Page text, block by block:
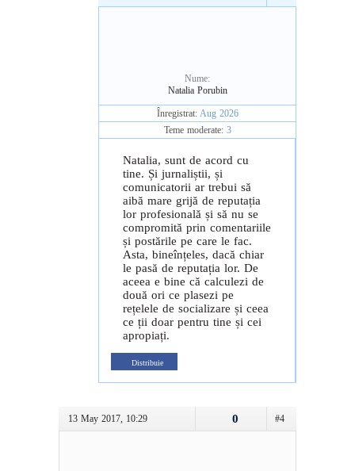
Natalia, sunt de acord cu
tine. Și jurnaliștii, și
comunicatorii ar trebui să
aibă mare grijă de reputația
lor profesională și să nu se
compromită prin comentariile
și postările pe care le fac.
Asta, bineînțeles, dacă chiar
le pasă de reputația lor. De
aceea e bine că calculezi de
două ori ce plasezi pe
rețelele de socializare și ceea
ce ții doar pentru tine și cei
apropiați.
Distribuie
Nume:
Natalia Porubin
Înregistrat: Aug 2026
Teme moderate: 3
13 May 2017, 10:29 #4
0